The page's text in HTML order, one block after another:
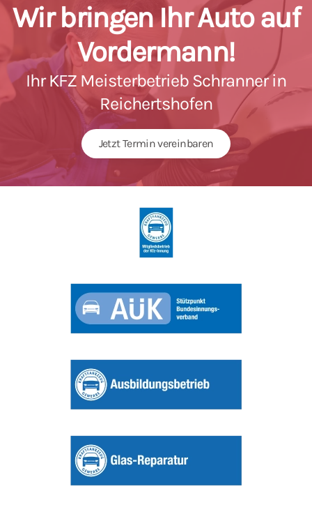
Wir bringen Ihr Auto auf
Vordermann!
Ihr KFZ Meisterbetrieb Schranner in
Reichertshofen
Jetzt Termin vereinbaren